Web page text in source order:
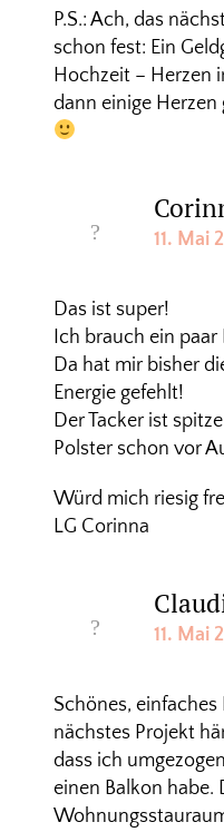
P.S.: Ach, das
schon fest: Ein
Hochzeit – Herzen
dann einige
11. Mai
Das ist super!
Ich brauch ein
Da hat mir bisher
Energie gefehlt!
Der Tacker ist
Polster schon vor
Würd mich riesig
LG Corinna
11. Mai
Schönes,
nächstes Projekt
dass ich
einen Balkon habe.